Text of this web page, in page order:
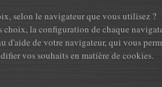
selon le navigateur que vous utilisez ?
choix, la configuration de chaque
d'aide de votre navigateur, qui vous
vos souhaits en matière de cookies.